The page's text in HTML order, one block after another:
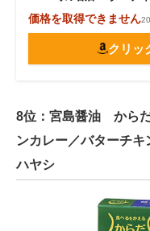
価格を取得できません
クリッ
8位：宮島醤油 から
ンカレー／バターチ
ハヤシ